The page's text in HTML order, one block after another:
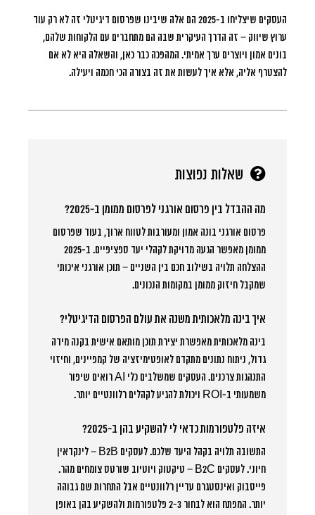
העסקים שיצליחו ב-2025 הם אלה שיבינו שפרסום דיגיטלי זה לא רק עוד
ערוץ שיווק – זה הדרך העיקרית שבה הם מתחברים עם הלקוחות שלהם,
בונים אמון ויוצרים ערך אמיתי. המהפכה כבר כאן, והשאלה היא לא אם
להצטרף אליה, אלא איך לעשות את זה בצורה הכי חכמה ויעילה.
שאלות נפוצות
מה ההבדל בין פרסום אורגני לפרסום ממומן ב-2025?
פרסום אורגני בונה אמון ומעורבות לטווח ארוך, בעוד שפרסום
ממומן מאפשר הגעה מדויקת לקהלי יעד ספציפיים. ב-2025
ההצלחה תלויה בשילוב חכם בין השניים – תוכן אורגני איכותי
שמקבל חיזוק ממומן במקומות הנכונים.
איך בינה מלאכותית משנה את עולם הפרסום הדיגיטלי?
בינה מלאכותית מאפשרת יצירת תוכן מותאם אישית בקנה מידה
גדול, ניתוח נתונים מתקדם לאופטימיזציה של קמפיינים, וחיזוי
התנהגות צרכנים. העסקים שמשלבים כלי AI רואים שיפור
משמעותי ב-ROI ויכולת להגיע לקהלים רלוונטיים יותר.
איזה פלטפורמות כדאי לי להשקיע בהן ב-2025?
התשובה תלויה בקהל היעד שלכם. לעסקים B2B – לינקדאין
חיוני. לעסקים B2C – טיקטוק ויוטיוב שורטס צומחים מהר.
פייסבוק ואינסטגרם עדיין רלוונטיים אבל התחרות שם גבוהה
יותר. המפתח הוא לבחור 2-3 פלטפורמות ולהשקיע בהן באופן